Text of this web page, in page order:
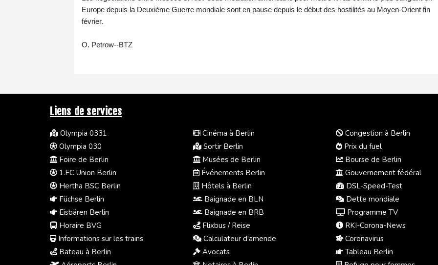
Europe depuis la Deuxième Guerre mondiale sont en pause depuis le début des hostilités au Moyen-Orient fin
février.
O. Petrow--BTZ
Liens de services
Olympia 0331
Olympia 030
Foire de Berlin
1.FC Union Berlin
Hertha BSC Berlin
Füchse Berlin
Eisbären Berlin
Horaire BVG
Informations sur les trains
Bateau à Berlin
Cinéma à Berlin
Sortir Berlin
Musées de Berlin
Événements Berlin
Hôtels à Berlin
Baignade en BLN
Baignade en BRB
Flixbus / Reise
Calculateur d'amende
Avocats
Congestion à Berlin
Prix du fuel
Bourse de Berlin
Gouvernement fédéral
DSL-Speed-Test
Dette mondiale
Programme TV
RKI-Corona-News
Coronavirus
Tableau Berlin